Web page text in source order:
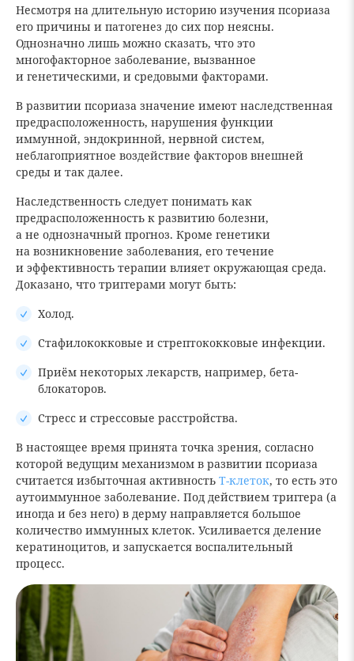
Несмотря на длительную историю изучения псориаза
его причины и патогенез до сих пор неясны.
Однозначно лишь можно сказать, что это
многофакторное заболевание, вызванное
и генетическими, и средовыми факторами.
В развитии псориаза значение имеют наследственная
предрасположенность, нарушения функции
иммунной, эндокринной, нервной систем,
неблагоприятное воздействие факторов внешней
среды и так далее.
Наследственность следует понимать как
предрасположенность к развитию болезни,
а не однозначный прогноз. Кроме генетики
на возникновение заболевания, его течение
и эффективность терапии влияет окружающая среда.
Доказано, что триггерами могут быть:
Холод.
Стафилококковые и стрептококковые инфекции.
Приём некоторых лекарств, например, бета-
блокаторов.
Стресс и стрессовые расстройства.
В настоящее время принята точка зрения, согласно
которой ведущим механизмом в развитии псориаза
считается избыточная активность Т-клеток, то есть это
аутоиммунное заболевание. Под действием триггера (а
иногда и без него) в дерму направляется большое
количество иммунных клеток. Усиливается деление
кератиноцитов, и запускается воспалительный
процесс.